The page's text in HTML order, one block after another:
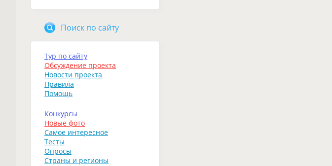
Поиск по сайту
Тур по сайту
Обсуждение проекта
Новости проекта
Правила
Помощь
Конкурсы
Новые фото
Самое интересное
Тесты
Опросы
Страны и регионы